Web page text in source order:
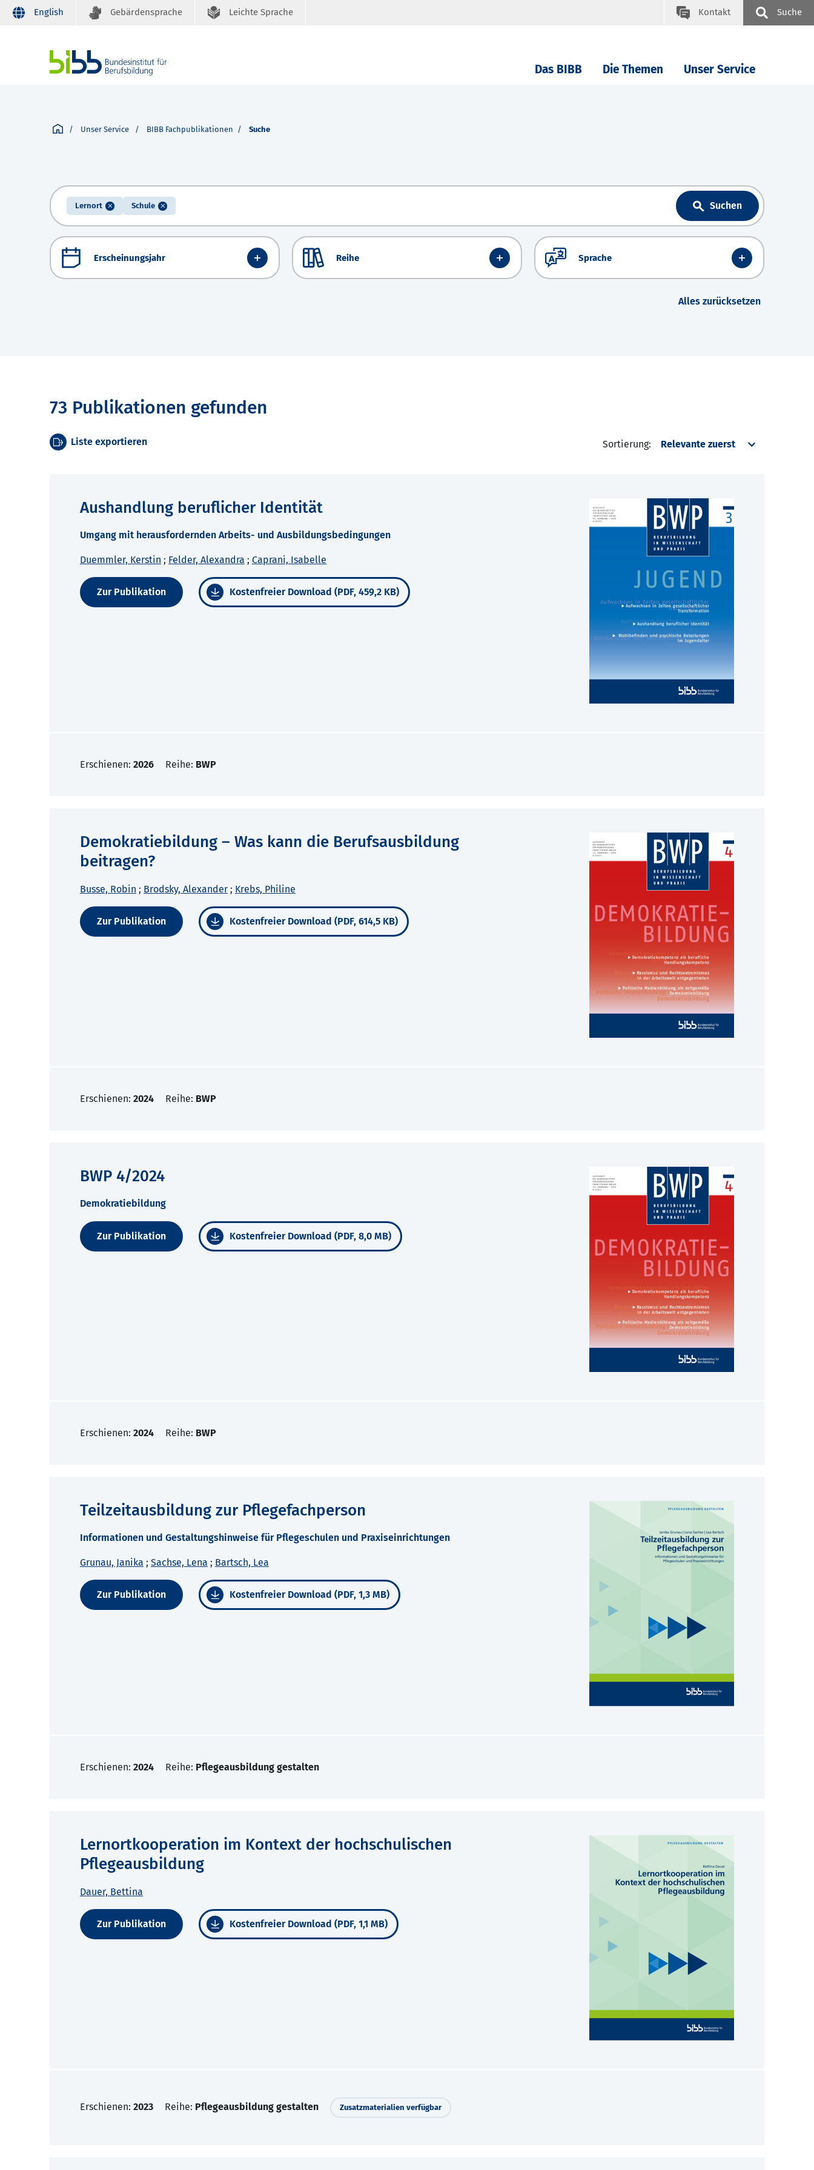
English Gebärdensprache Leichte Sprache Kontakt Suche
Das BIBB Die Themen Unser Service
Unser Service BIBB Fachpublikationen Suche
Lernort Schule Suchen
Erscheinungsjahr Reihe Sprache
Alles zurücksetzen
73 Publikationen gefunden
Liste exportieren Sortierung:
Aushandlung beruflicher Identität
Umgang mit herausfordernden Arbeits- und Ausbildungsbedingungen
Duemmler, Kerstin ; Felder, Alexandra ; Caprani, Isabelle
Zur Publikation Kostenfreier Download (PDF, 459,2 KB)
Erschienen: 2026 Reihe: BWP
Demokratiebildung – Was kann die Berufsausbildung
beitragen?
Busse, Robin ; Brodsky, Alexander ; Krebs, Philine
Zur Publikation Kostenfreier Download (PDF, 614,5 KB)
Erschienen: 2024 Reihe: BWP
BWP 4/2024
Demokratiebildung
Zur Publikation Kostenfreier Download (PDF, 8,0 MB)
Erschienen: 2024 Reihe: BWP
Teilzeitausbildung zur Pflegefachperson
Informationen und Gestaltungshinweise für Pflegeschulen und Praxiseinrichtungen
Grunau, Janika ; Sachse, Lena ; Bartsch, Lea
Zur Publikation Kostenfreier Download (PDF, 1,3 MB)
Erschienen: 2024 Reihe: Pflegeausbildung gestalten
Lernortkooperation im Kontext der hochschulischen
Pflegeausbildung
Dauer, Bettina
Zur Publikation Kostenfreier Download (PDF, 1,1 MB)
Erschienen: 2023 Reihe: Pflegeausbildung gestalten Zusatzmaterialien verfügbar